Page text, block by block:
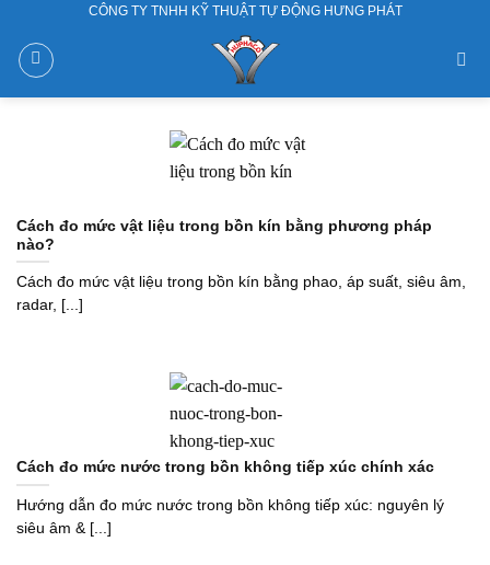
content
CÔNG TY TNHH KỸ THUẬT TỰ ĐỘNG HƯNG PHÁT
Cách đo mức vật liệu trong bồn kín bằng phương pháp
nào?
Cách đo mức vật liệu trong bồn kín bằng phao, áp suất, siêu âm,
radar, [...]
Cách đo mức nước trong bồn không tiếp xúc chính xác
Hướng dẫn đo mức nước trong bồn không tiếp xúc: nguyên lý
siêu âm & [...]